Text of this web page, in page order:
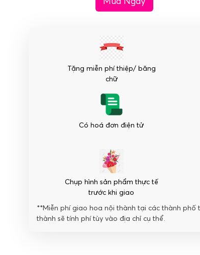
lượng
Tặng miễn phí thiệp/ băng
chữ
Có hoá đơn điện tử
Chụp hình sản phẩm thực tế
trước khi giao
**Miễn phí giao hoa nội thành tại các thành phố
thành sẽ tính phí tùy vào địa chỉ cụ thể.